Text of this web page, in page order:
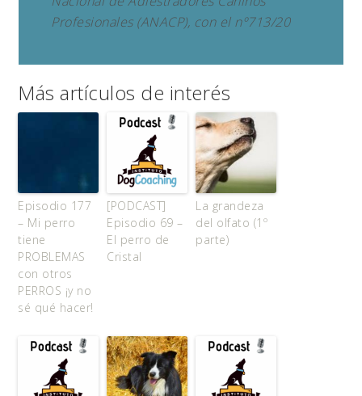
Profesionales (ANACP), con el nº713/20
Más artículos de interés
Episodio 177
– Mi perro
tiene
PROBLEMAS
con otros
PERROS ¡y no
sé qué hacer!
[PODCAST]
Episodio 69 –
El perro de
Cristal
La grandeza
del olfato (1º
parte)